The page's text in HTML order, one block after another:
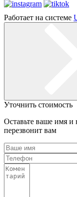
Работает на системе
Уточнить стоимость
Оставьте ваше имя
перезвонит вам